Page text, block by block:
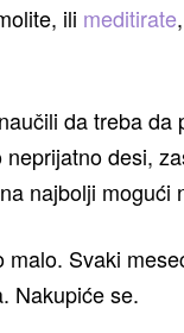
ili meditirate
da treba
neprijatno desi,
najbolji mogući
malo. Svaki
Nakupiće se.